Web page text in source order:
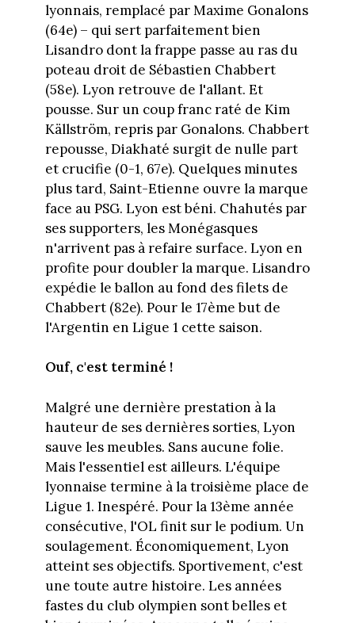
lyonnais, remplacé par Maxime Gonalons
(64e) – qui sert parfaitement bien
Lisandro dont la frappe passe au ras du
poteau droit de Sébastien Chabbert
(58e). Lyon retrouve de l'allant. Et
pousse. Sur un coup franc raté de Kim
Källström, repris par Gonalons. Chabbert
repousse, Diakhaté surgit de nulle part
et crucifie (0-1, 67e). Quelques minutes
plus tard, Saint-Etienne ouvre la marque
face au PSG. Lyon est béni. Chahutés par
ses supporters, les Monégasques
n'arrivent pas à refaire surface. Lyon en
profite pour doubler la marque. Lisandro
expédie le ballon au fond des filets de
Chabbert (82e). Pour le 17ème but de
l'Argentin en Ligue 1 cette saison.
Ouf, c'est terminé !
Malgré une dernière prestation à la
hauteur de ses dernières sorties, Lyon
sauve les meubles. Sans aucune folie.
Mais l'essentiel est ailleurs. L'équipe
lyonnaise termine à la troisième place de
Ligue 1. Inespéré. Pour la 13ème année
consécutive, l'OL finit sur le podium. Un
soulagement. Économiquement, Lyon
atteint ses objectifs. Sportivement, c'est
une toute autre histoire. Les années
fastes du club olympien sont belles et